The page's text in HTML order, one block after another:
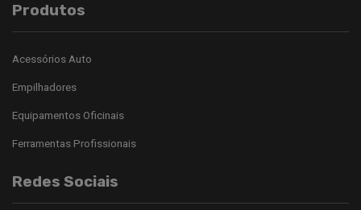
Produtos
Acessórios Auto
Empilhadores
Equipamentos Oficinais
Ferramentas Profissionais
Redes Sociais